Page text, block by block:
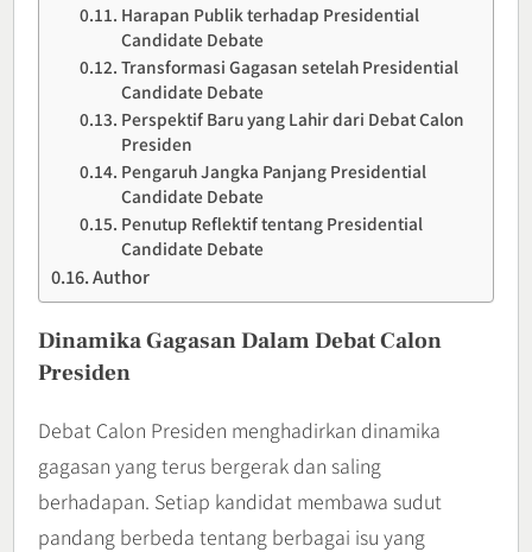
Harapan Publik terhadap Presidential
Candidate Debate
Transformasi Gagasan setelah Presidential
Candidate Debate
Perspektif Baru yang Lahir dari Debat Calon
Presiden
Pengaruh Jangka Panjang Presidential
Candidate Debate
Penutup Reflektif tentang Presidential
Candidate Debate
Author
Dinamika Gagasan Dalam Debat Calon
Presiden
Debat Calon Presiden menghadirkan dinamika
gagasan yang terus bergerak dan saling
berhadapan. Setiap kandidat membawa sudut
pandang berbeda tentang berbagai isu yang